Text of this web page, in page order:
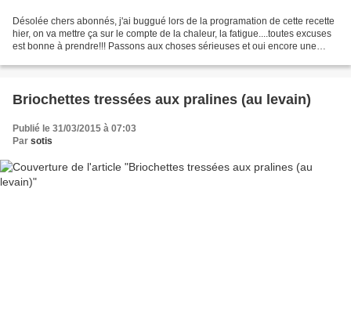
Désolée chers abonnés, j'ai buggué lors de la programation de cette recette
hier, on va mettre ça sur le compte de la chaleur, la fatigue....toutes excuses
est bonne à prendre!!! Passons aux choses sérieuses et oui encore une
Briochettes tressées aux pralines (au levain)
Publié le 31/03/2015 à 07:03
Par sotis